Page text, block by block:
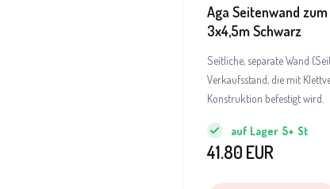
Aga Seitenwand
3x4,5m Schwarz
Seitliche, separate Wand
Verkaufsstand, die mit
Konstruktion befestigt wird.
auf Lager 5+ St
41.80 EUR